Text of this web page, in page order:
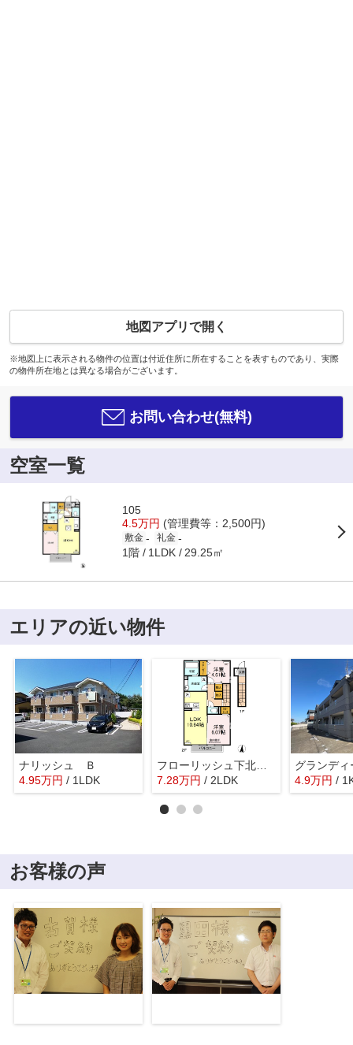
地図アプリで開く
※地図上に表示される物件の位置は付近住所に所在することを表すものであり、実際
の物件所在地とは異なる場合がございます。
お問い合わせ(無料)
空室一覧
105
4.5万円 (管理費等：2,500円)
敷金 - 礼金 -
1階 1LDK 29.25㎡
エリアの近い物件
ナリッシュ Ｂ
4.95万円 / 1LDK
フローリッシュ下北方 B棟
7.28万円 / 2LDK
グランディ
4.9万円 /
お客様の声